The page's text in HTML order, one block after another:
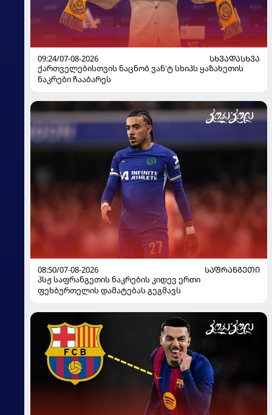
09:24/07-08-2026
ᲡᲮᲕᲐᲓᲐᲡᲮᲕᲐ
ქართველებისთვის ნაცნობ ვან'ტ სხიპს ყაზახეთის
ნაკრები ჩააბარეს
08:50/07-08-2026
ᲡᲐᲤᲠᲐᲜᲒᲔᲗᲘ
პსჟ საფრანგეთის ნაკრების კიდევ ერთი
ფეხბურთელის დამატებას გეგმავს